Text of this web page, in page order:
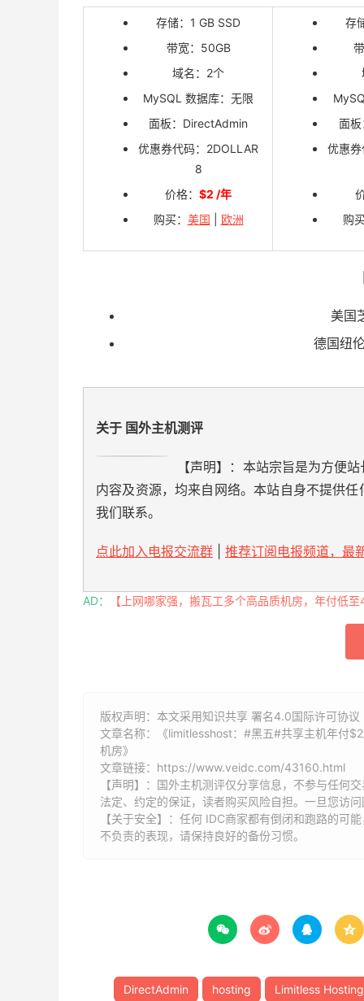
存储：1 GB SSD
带宽：50GB
域名：2个
MySQL 数据库：无限
面板：DirectAdmin
优惠券代码：2DOLLAR
8
价格： $2 /年
购买： 美国 欧洲
存
面
优惠
购
美国
德国纽
关于 国外主机测评
【声明】：本站宗旨是为方便
内容及资源，均来自网络。本站自身不提供
我们联系。
点此加入电报交流群 推荐订阅电报频道，最
AD： 【上网哪家强，搬瓦工多个高品质机房，年付低
版权声明：本文采用知识共享 署名4.0国际许可协
文章名称：《limitlesshost：#黑五#共享主机年付
机房》
文章链接： https://www.veidc.com/43160.html
【声明】：国外主机测评仅分享信息，不参与任何
法定、约定的保证，读者购买风险自担。一旦您访
【关于安全】：任何 IDC商家都有倒闭和跑路的可
不负责的表现，请保持良好的备份习惯。
   
DirectAdmin hosting Limitless Hosting